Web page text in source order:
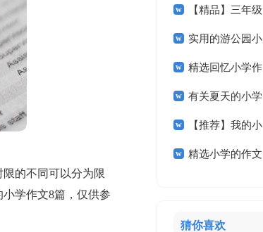
的不同可以分为限
学作文8篇，仅供参
作文300字集锦10篇
【精品】三年级
校园的作文四篇
实用的游公园小
学作文3篇
精选回忆小学作
文300字合集10篇
有关夏天的小学
作文合集五篇
【推荐】我的小
学作文合集8篇
精选小学的作文
猜你喜欢